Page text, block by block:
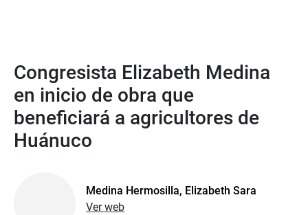
Congresista Elizabeth Medina
en inicio de obra que
beneficiará a agricultores de
Huánuco
Medina Hermosilla, Elizabeth Sara
Ver web